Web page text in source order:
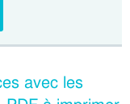
avec les